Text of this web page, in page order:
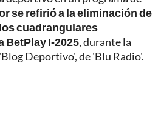
se refirió a la eliminación de
cuadrangulares
BetPlay I-2025, durante la
Deportivo', de 'Blu Radio'.